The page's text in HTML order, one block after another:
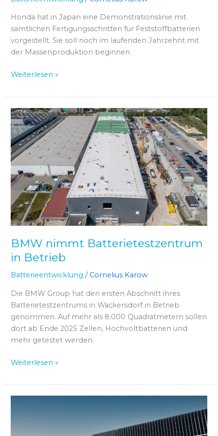
Honda hat in Japan eine Demonstrationslinie mit
sämtlichen Fertigungsschritten für Feststoffbatterien
vorgestellt. Sie soll noch im laufenden Jahrzehnt mit
der Massenproduktion beginnen.
Weiterlesen »
BMW nimmt Batterietestzentrum
in Betrieb
Batterieentwicklung / Cornelius Karow
Die BMW Group hat den ersten Abschnitt ihres
Batterietestzentrums in Wackersdorf in Betrieb
genommen. Auf mehr als 8.000 Quadratmetern sollen
dort ab Ende 2025 Zellen, Hochvoltbatterien und
mehr getestet werden.
BMW
nimmt
Batterietestzentrum
in
Betrieb
Weiterlesen »